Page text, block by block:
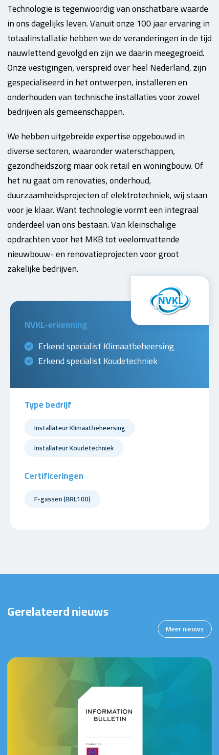
Technologie is tegenwoordig van onschatbare waarde
in ons dagelijks leven. Vanuit onze 100 jaar ervaring in
totaalinstallatie hebben we de veranderingen in de tijd
nauwlettend gevolgd en zijn we daarin meegegroeid.
Onze vestigingen, verspreid over heel Nederland, zijn
gespecialiseerd in het ontwerpen, installeren en
onderhouden van technische installaties voor zowel
bedrijven als gemeenschappen.
We hebben uitgebreide expertise opgebouwd in
diverse sectoren, waaronder waterschappen,
gezondheidszorg maar ook retail en woningbouw. Of
het nu gaat om renovaties, onderhoud,
duurzaamheidsprojecten of elektrotechniek, wij staan
voor je klaar. Want technologie vormt een integraal
onderdeel van ons bestaan. Van kleinschalige
opdrachten voor het MKB tot veelomvattende
nieuwbouw- en renovatieprojecten voor groot
zakelijke bedrijven.
NVKL-erkenning
Erkend specialist Klimaatbeheersing
Erkend specialist Koudetechniek
Type bedrijf
Installateur Klimaatbeheersing
Installateur Koudetechniek
Certificeringen
F-gassen (BRL100)
Gerelateerd nieuws
Meer nieuws